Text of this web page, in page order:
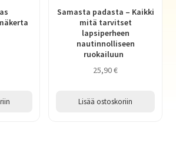
Samasta padasta – Kaikki
mitä tarvitset
lapsiperheen
nautinnolliseen
ruokailuun
25,90€
Lisää ostoskoriin